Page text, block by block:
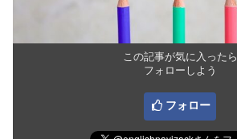
この記事が気に入ったら
フォローしよう
フォロー